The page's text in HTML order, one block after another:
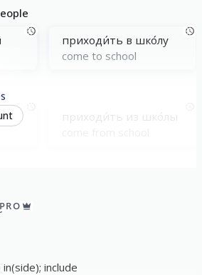
приходи́ть в шко́лу
come to school
PRO
include